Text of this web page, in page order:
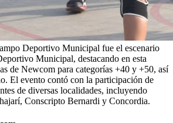
Deportivo Municipal fue el escenario
Municipal, destacando en esta
de Newcom para categorías +40 y +50, así
El evento contó con la participación de
de diversas localidades, incluyendo
Conscripto Bernardi y Concordia.